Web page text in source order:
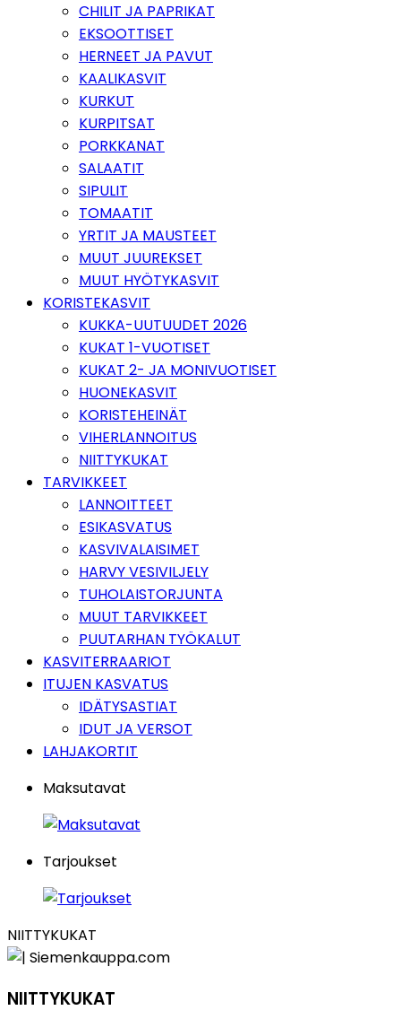
CHILIT JA PAPRIKAT
EKSOOTTISET
HERNEET JA PAVUT
KAALIKASVIT
KURKUT
KURPITSAT
PORKKANAT
SALAATIT
SIPULIT
TOMAATIT
YRTIT JA MAUSTEET
MUUT JUUREKSET
MUUT HYÖTYKASVIT
KORISTEKASVIT
KUKKA-UUTUUDET 2026
KUKAT 1-VUOTISET
KUKAT 2- JA MONIVUOTISET
HUONEKASVIT
KORISTEHEINÄT
VIHERLANNOITUS
NIITTYKUKAT
TARVIKKEET
LANNOITTEET
ESIKASVATUS
KASVIVALAISIMET
HARVY VESIVILJELY
TUHOLAISTORJUNTA
MUUT TARVIKKEET
PUUTARHAN TYÖKALUT
KASVITERRAARIOT
ITUJEN KASVATUS
IDÄTYSASTIAT
IDUT JA VERSOT
LAHJAKORTIT
Maksutavat
Tarjoukset
NIITTYKUKAT
NIITTYKUKAT